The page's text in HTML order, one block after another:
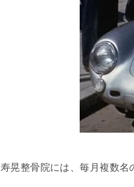
寿晃整骨院には、毎月複数名